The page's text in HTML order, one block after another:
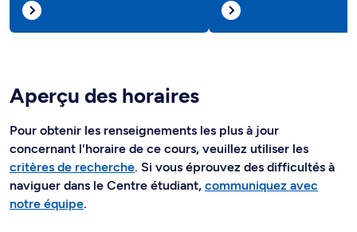
Aperçu des horaires
Pour obtenir les renseignements les plus à jour
concernant l'horaire de ce cours, veuillez utiliser les
critères de recherche. Si vous éprouvez des difficultés à
naviguer dans le Centre étudiant, communiquez avec
notre équipe.